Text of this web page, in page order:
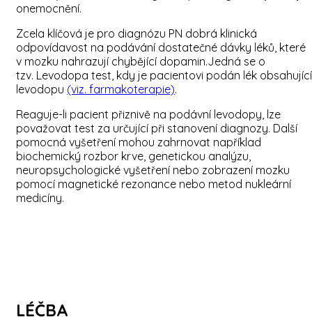
onemocnění.
Zcela klíčová je pro diagnózu PN dobrá klinická
odpovídavost na podávání dostatečné dávky léků, které
v mozku nahrazují chybějící dopamin.Jedná se o
tzv. Levodopa test, kdy je pacientovi podán lék obsahující
levodopu (viz. farmakoterapie).
Reaguje-li pacient přiznivě na podávní levodopy, lze
považovat test za určující při stanovení diagnozy. Další
pomocná vyšetření mohou zahrnovat například
biochemický rozbor krve, genetickou analýzu,
neuropsychologické vyšetření nebo zobrazení mozku
pomocí magnetické rezonance nebo metod nukleární
medicíny.
LÉČBA